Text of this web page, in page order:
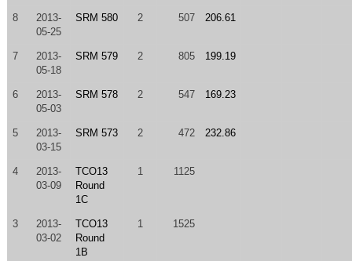
8
2013-
05-25
SRM 580 2 507 206.61
7
2013-
05-18
SRM 579 2 805 199.19
6
2013-
05-03
SRM 578 2 547 169.23
5
2013-
03-15
SRM 573 2 472 232.86
4
2013-
03-09
TCO13
Round
1C
1 1125
3
2013-
03-02
TCO13
Round
1B
1 1525